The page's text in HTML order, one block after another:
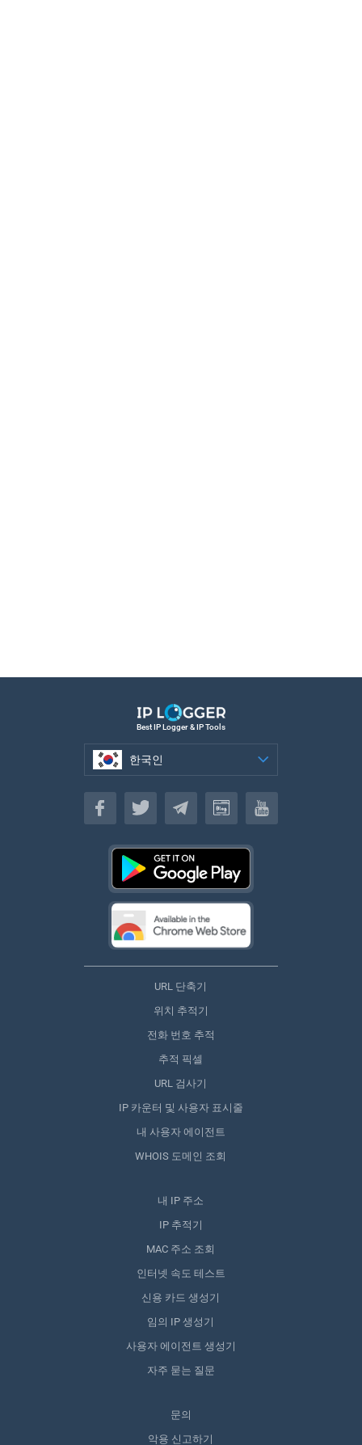
Best IP Logger & IP Tools
한국인
한국인
URL 단축기
위치 추적기
전화 번호 추적
추적 픽셀
URL 검사기
IP 카운터 및 사용자 표시줄
내 사용자 에이전트
WHOIS 도메인 조회
내 IP 주소
IP 추적기
MAC 주소 조회
인터넷 속도 테스트
신용 카드 생성기
임의 IP 생성기
사용자 에이전트 생성기
자주 묻는 질문
문의
악용 신고하기